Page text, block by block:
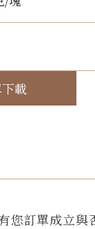
載
您訂單成立與